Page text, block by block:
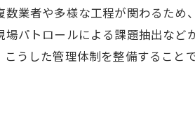
業者や多様な工程が関わるため
パトロールによる課題抽出など
うした管理体制を整備すること